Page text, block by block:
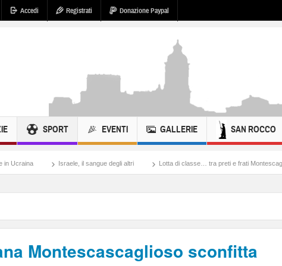
Accedi Registrati Donazione Paypal
SPORT EVENTI GALLERIE SAN ROCCO
Israele, il sangue degli altri Lotta di classe… tra preti e frati Montescaglioso
Montescascaglioso sconfitta